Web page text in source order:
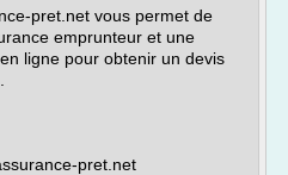
pret.net vous permet de
emprunteur et une
ligne pour obtenir un devis
pret.net